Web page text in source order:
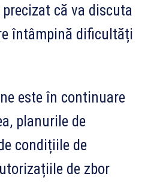
că va discuta
întâmpină dificultăți
este în continuare
planurile de
condițiile de
de zbor